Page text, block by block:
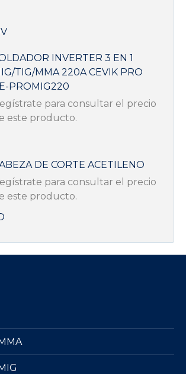
INVERTER 3 EN 1
TIG/MMA 220A CEVIK PRO
PROMIG220
para consultar el precio
este producto.
DE CORTE ACETILENO
para consultar el precio
este producto.